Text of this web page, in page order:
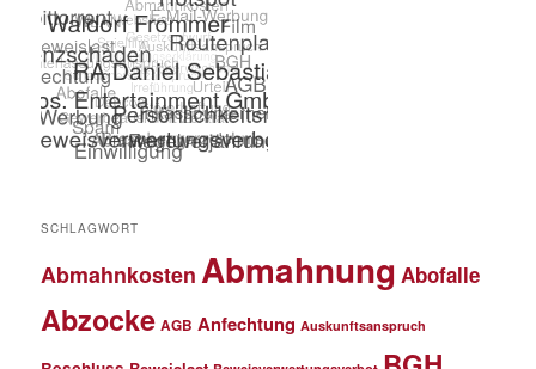
SCHLAGWORT
Abmahnkosten Abmahnung Abofalle
Abzocke AGB Anfechtung Auskunftsanspruch